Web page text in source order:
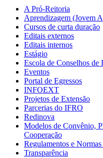
A Pró-Reitoria
Aprendizagem (Jovem
Cursos de curta duração
Editais externos
Editais internos
Estágio
Escola de Conselhos de
Eventos
Portal de Egressos
INFOEXT
Projetos de Extensão
Parcerias do IFRO
Redinova
Modelos de Convênio,
Cooperação
Regulamentos e
Transparência